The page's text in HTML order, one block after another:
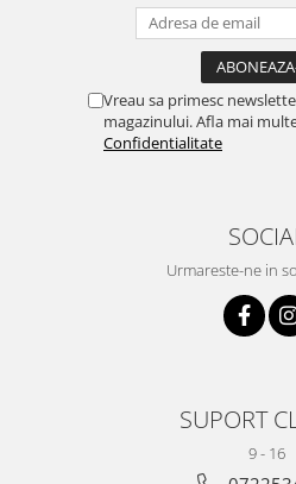
Vreau sa primesc
magazinului. Afla mai
Confidentialitate
Urmareste-ne in
SUPORT
9 - 16